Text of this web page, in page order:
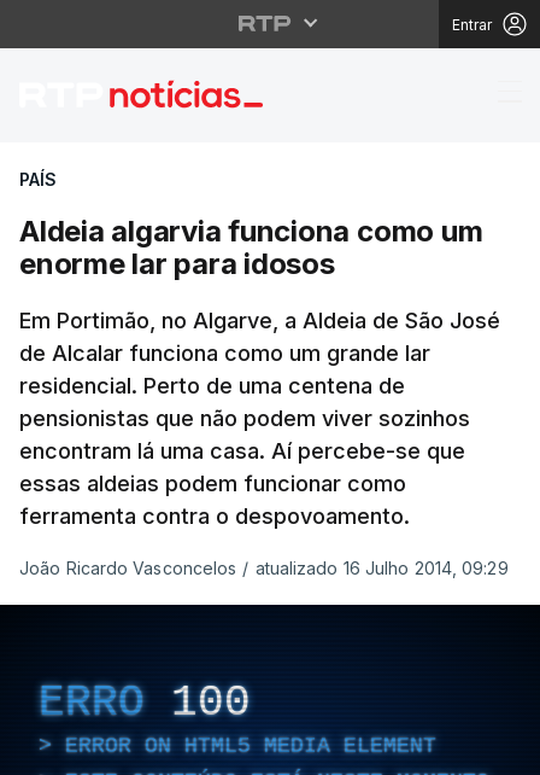
Entrar
Aldeia algarvia
PAÍS
Aldeia algarvia funciona como um
enorme lar para idosos
Em Portimão, no Algarve, a Aldeia de São José
de Alcalar funciona como um grande lar
residencial. Perto de uma centena de
pensionistas que não podem viver sozinhos
encontram lá uma casa. Aí percebe-se que
essas aldeias podem funcionar como
ferramenta contra o despovoamento.
João Ricardo Vasconcelos / atualizado 16 Julho 2014, 09:29
ERRO 100
ERROR ON HTML5 MEDIA ELEMENT